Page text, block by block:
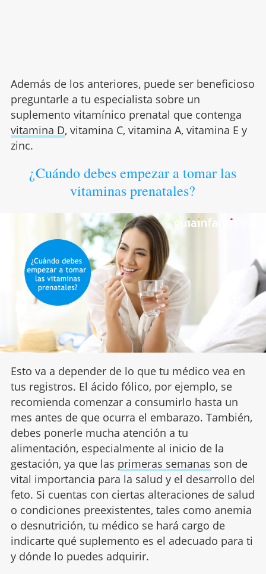
Además de los anteriores, puede ser beneficioso
preguntarle a tu especialista sobre un
suplemento vitamínico prenatal que contenga
vitamina D, vitamina C, vitamina A, vitamina E y
zinc.
¿Cuándo debes empezar a tomar las
vitaminas prenatales?
Esto va a depender de lo que tu médico vea en
tus registros. El ácido fólico, por ejemplo, se
recomienda comenzar a consumirlo hasta un
mes antes de que ocurra el embarazo. También,
debes ponerle mucha atención a tu
alimentación, especialmente al inicio de la
gestación, ya que las primeras semanas son de
vital importancia para la salud y el desarrollo del
feto. Si cuentas con ciertas alteraciones de salud
o condiciones preexistentes, tales como anemia
o desnutrición, tu médico se hará cargo de
indicarte qué suplemento es el adecuado para ti
y dónde lo puedes adquirir.